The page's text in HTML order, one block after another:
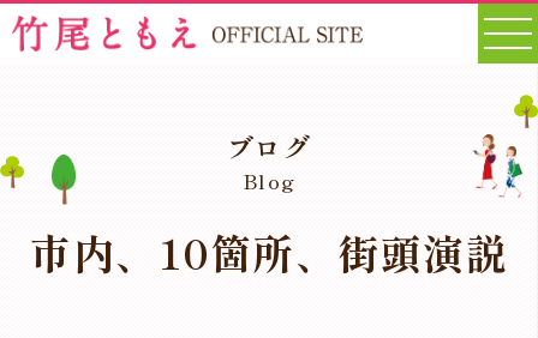
ブログ
Blog
市内、10箇所、街頭演説